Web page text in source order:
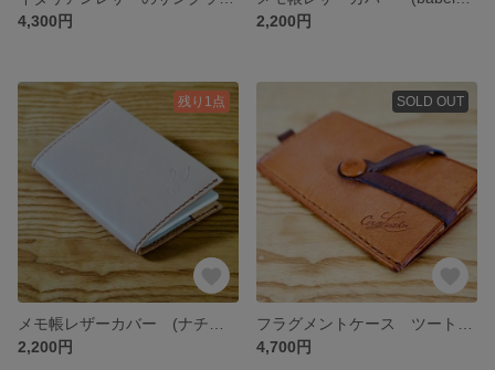
4,300円
2,200円
残り1点
2,200円
SOLD OUT
4,700円